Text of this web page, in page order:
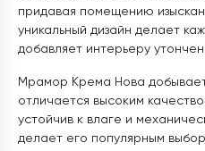
придавая помещению
уникальный дизайн делает
добавляет интерьеру
Мрамор Крема Нова
отличается высоким
устойчив к влаге и
делает его популярным